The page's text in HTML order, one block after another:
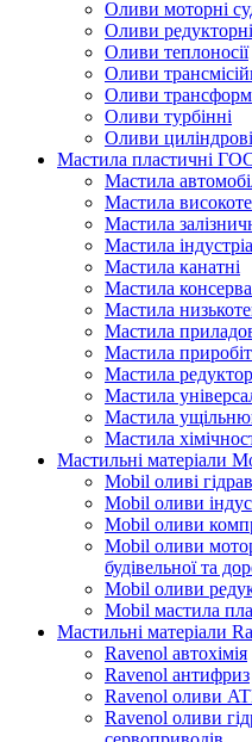
Оливи моторні
Оливи
Оливи теплоносії
Оливи
Оливи
Оливи турбінні
Оливи циліндрові
Мастила пластичні
Мастила
Мастила
Мастила
Мастила
Мастила канатні
Мастила
Мастила
Мастила
Мастила
Мастила
Мастила
Мастила
Мастила
Мастильні матеріали
Mobil оливі
Mobil оливи
Mobil оливи
Mobil оливи
будівельної та
Mobil оливи
Mobil мастила
Мастильні матеріали
Ravenol автохімія
Ravenol антифриз
Ravenol оливи
Ravenol оливи